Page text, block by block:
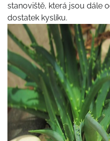
stanoviště, která jsou dále
dostatek kyslíku.